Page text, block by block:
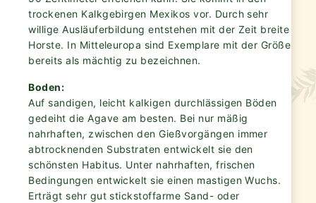
trockenen Kalkgebirgen Mexikos vor. Durch sehr
willige Ausläuferbildung entstehen mit der Zeit breite
Horste. In Mitteleuropa sind Exemplare mit der Größe
bereits als mächtig zu bezeichnen.
Boden:
Auf sandigen, leicht kalkigen durchlässigen Böden
gedeiht die Agave am besten. Bei nur mäßig
nahrhaften, zwischen den Gießvorgängen immer
abtrocknenden Substraten entwickelt sie den
schönsten Habitus. Unter nahrhaften, frischen
Bedingungen entwickelt sie einen mastigen Wuchs.
Erträgt sehr gut stickstoffarme Sand- oder